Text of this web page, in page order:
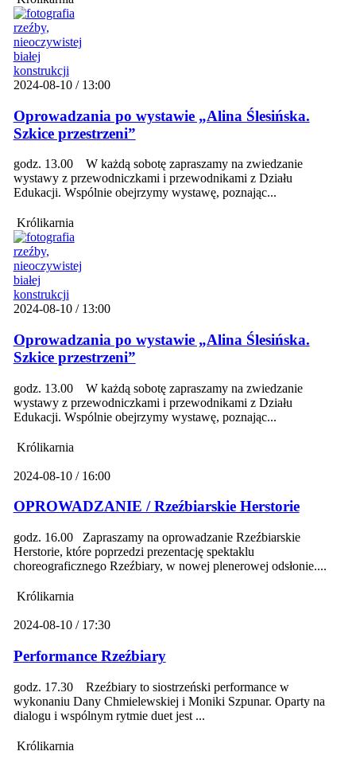
2024-08-10 / 13:00
Oprowadzania po wystawie „Alina Ślesińska.
Szkice przestrzeni”
godz. 13.00 W każdą sobotę zapraszamy na zwiedzanie
wystawy z przewodniczkami i przewodnikami z Działu
Edukacji. Wspólnie obejrzymy wystawę, poznając...
Królikarnia
2024-08-10 / 13:00
Oprowadzania po wystawie „Alina Ślesińska.
Szkice przestrzeni”
godz. 13.00 W każdą sobotę zapraszamy na zwiedzanie
wystawy z przewodniczkami i przewodnikami z Działu
Edukacji. Wspólnie obejrzymy wystawę, poznając...
Królikarnia
2024-08-10 / 16:00
OPROWADZANIE / Rzeźbiarskie Herstorie
godz. 16.00 Zapraszamy na oprowadzanie Rzeźbiarskie
Herstorie, które poprzedzi prezentację spektaklu
choreograficznego Rzeźbiary, w nowej plenerowej odsłonie....
Królikarnia
2024-08-10 / 17:30
Performance Rzeźbiary
godz. 17.30 Rzeźbiary to siostrzeński performance w
wykonaniu Dany Chmielewskiej i Moniki Szpunar. Oparty na
dialogu i wspólnym rytmie duet jest ...
Królikarnia